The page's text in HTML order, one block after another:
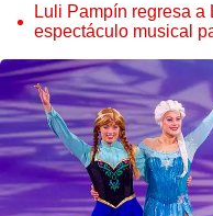
Luli Pampín regresa a
espectáculo musical